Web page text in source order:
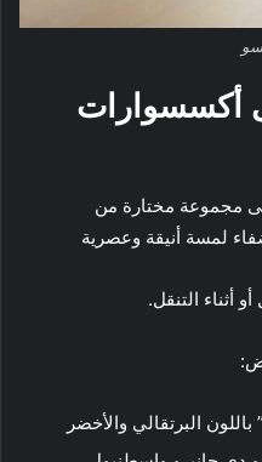
على أكسسوارات
العيد مع خصم 30% على مجموعة مختارة من
لمسة أنيقة وعصرية
أثناء التنقل.
البرتقالي والأخضر